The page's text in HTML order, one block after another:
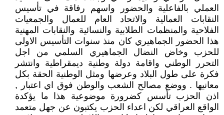
العملي بالفاعلية والحضور واسهم رفاقة في تأسيس
النقابات العمالية والاتحاد العام للعمال والجمعيات
الفلاحية والمنظمات الطلابية والنسائية والنقابات المهنية
هذا الحضور الجماهيري كان منذ سنوات التأسيس الاولى
للحزب وخاض النضال الجماهيري السلمي من اجل
التحرر الوطني واقامة دولة وطنية ديمقراطية وانتشر
فكرة على طول البلاد وعرضها ومثل الوطنية الحقة بكل
معانيها . ووضع مصالح الشعب والوطن فوق اي اعتبار ,
اذن الحزب تأسس كضرورة موضوعية هذا ما يؤكدة
الواقع العراقي لكن اعداء الحزب يكتبون عن جهل متعمد